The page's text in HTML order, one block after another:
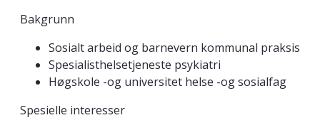
Bakgrunn
Sosialt arbeid og barnevern kommunal praksis
Spesialisthelsetjeneste psykiatri
Høgskole -og universitet helse -og sosialfag
Spesielle interesser